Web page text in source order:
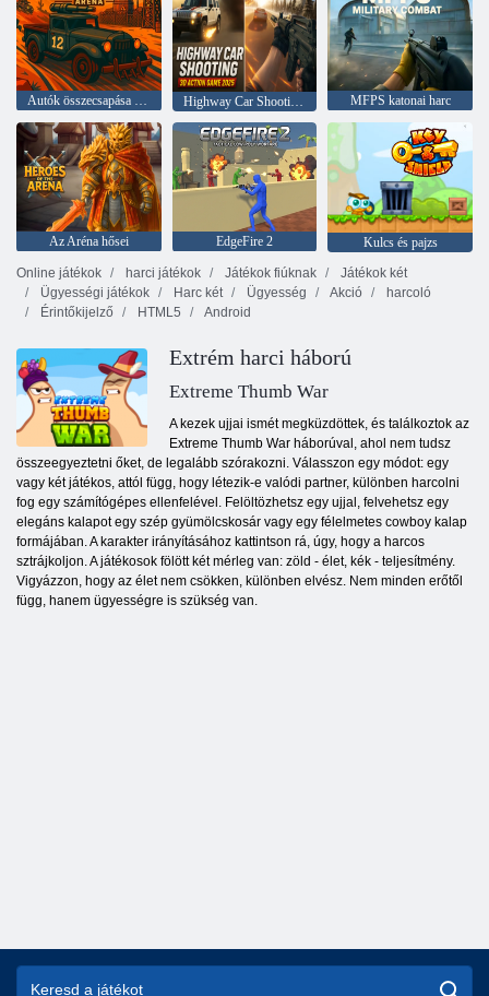
Autók összecsapása aréna Highway Car Shooting 3D akciójáték, 2025 MFPS katonai harc
Az Aréna hősei EdgeFire 2
Kulcs és pajzs
Online játékok
harci játékok Játékok fiúknak
Játékok két
Ügyességi játékok
Harc két Ügyesség Akció
harcoló
Érintőkijelző
HTML5 Android
Extrém harci háború
Extreme Thumb War
A kezek ujjai ismét megküzdöttek, és találkoztok az
Extreme Thumb War háborúval, ahol nem tudsz
összeegyeztetni őket, de legalább szórakozni. Válasszon egy módot: egy
vagy két játékos, attól függ, hogy létezik-e valódi partner, különben harcolni
fog egy számítógépes ellenfelével. Felöltözhetsz egy ujjal, felvehetsz egy
elegáns kalapot egy szép gyümölcskosár vagy egy félelmetes cowboy kalap
formájában. A karakter irányításához kattintson rá, úgy, hogy a harcos
sztrájkoljon. A játékosok fölött két mérleg van: zöld - élet, kék - teljesítmény.
Vigyázzon, hogy az élet nem csökken, különben elvész. Nem minden erőtől
függ, hanem ügyességre is szükség van.